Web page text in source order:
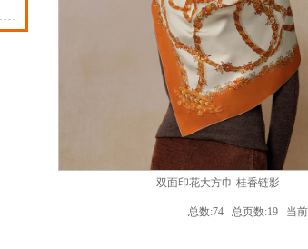
双面印花大方巾-桂香链影
总数:74 总页数:19 当